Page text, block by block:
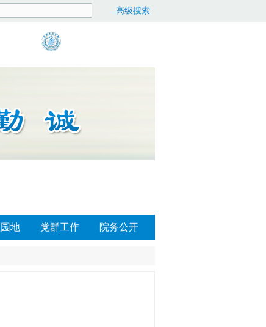
高级搜索
地 党群工作 院务公开